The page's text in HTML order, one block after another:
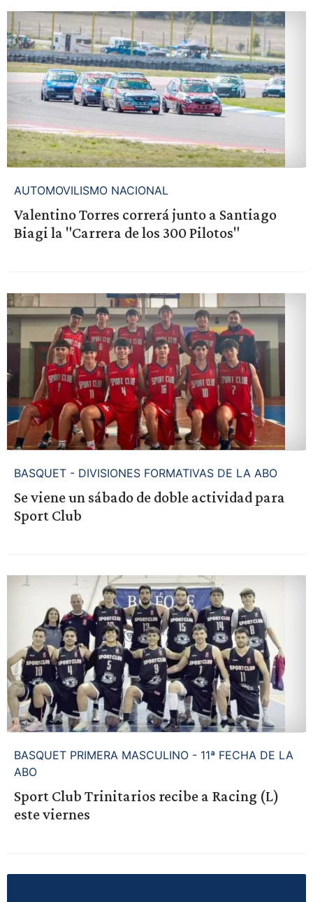
AUTOMOVILISMO NACIONAL
Valentino Torres correrá junto a Santiago
Biagi la "Carrera de los 300 Pilotos"
BASQUET - DIVISIONES FORMATIVAS DE LA ABO
Se viene un sábado de doble actividad para
Sport Club
BASQUET PRIMERA MASCULINO - 11ª FECHA DE LA
ABO
Sport Club Trinitarios recibe a Racing (L)
este viernes